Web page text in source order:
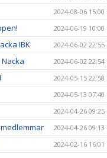
2024-08-06 15:00
2024-06-19 10:00
IBK 2024-06-02 22:55
2024-06-02 22:54
2024-05-15 22:58
2024-05-13 07:40
2024-04-26 09:25
2024-04-26 09:13
2024-02-16 16:01